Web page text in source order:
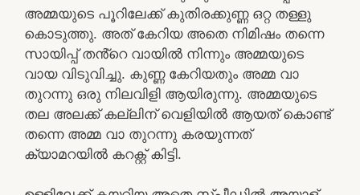
അമ്മയുടെ പൂറിലേക്ക് കുതിരക്കുണ്ണ ഒറ്റ തള്ളു
കൊടുത്തു. അത് കേറിയ അതെ നിമിഷം തന്നെ
സായിപ്പ് തൻ്റെ വായിൽ നിന്നും അമ്മയുടെ
വായ വിടുവിച്ചു. കുണ്ണ കേറിയതും അമ്മ വാ
തുറന്നു ഒരു നിലവിളി ആയിരുന്നു. അമ്മയുടെ
തല അലക്ക് കല്ലിന് വെളിയിൽ ആയത് കൊണ്ട്
തന്നെ അമ്മ വാ തുറന്നു കരയുന്നത്
ക്യാമറയിൽ കറക്റ്റ് കിട്ടി.